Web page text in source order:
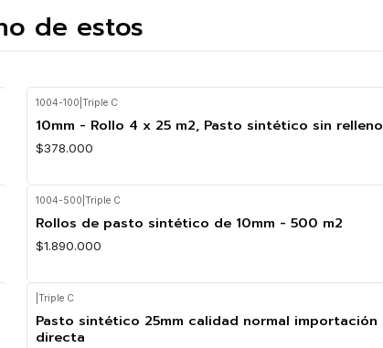
de estos
1004-100 |Triple C
10mm - Rollo 4 x 25 m2, Pasto sintético sin relleno
$378.000
1004-500 |Triple C
Rollos de pasto sintético de 10mm - 500 m2
$1.890.000
|Triple C
Pasto sintético 25mm calidad normal importación
directa